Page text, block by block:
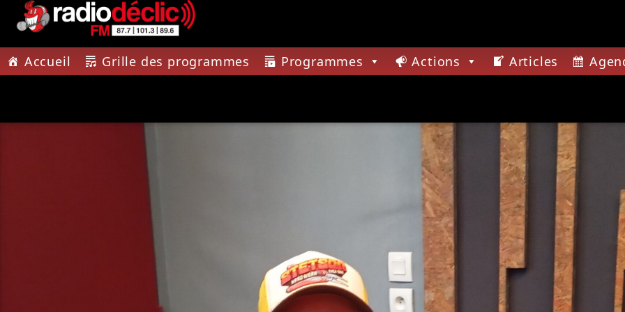
Accueil Grille des programmes Programmes Actions Articles
TOUT LE ROCK UNDERGROUND PRÉSENTÉ PAR SYNED